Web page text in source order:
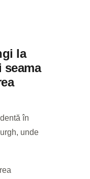
la
seama
în
unde